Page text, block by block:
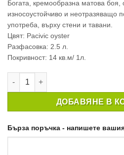
Богата, кремообразна матова боя,
износоустойчиво и неотразяващо
употреба, върху стени и тавани.
Цвят: Pacivic oyster
Разфасовка: 2.5 л.
Покривност: 14 кв.м/ 1л.
количество за ИНТЕРИОРНА БОЯ
ДОБАВЯНЕ В
Бърза поръчка - напишете